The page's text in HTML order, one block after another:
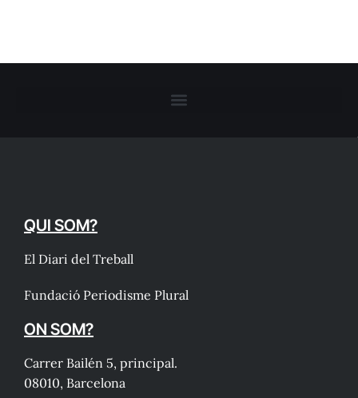
QUI SOM?
El Diari del Treball
Fundació Periodisme Plural
ON SOM?
Carrer Bailén 5, principal.
08010, Barcelona